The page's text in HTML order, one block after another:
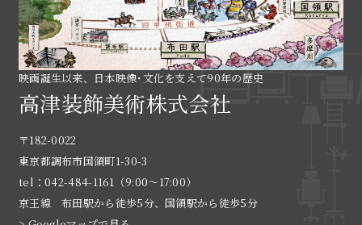
映画誕生以来、日本映像･文化を支えて90年の歴史
高津装飾美術株式会社
〒182-0022
東京都調布市国領町1-30-3
tel：042-484-1161（9:00〜17:00）
京王線 布田駅から徒歩5分、国領駅から徒歩5分